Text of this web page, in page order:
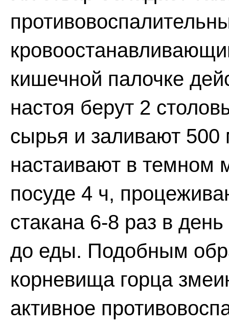
кишечной палочке
настоя берут 2
сырья и заливают 500
настаивают в темном
посуде 4 ч,
стакана 6-8 раз в
до еды. Подобным
корневища горца
активное